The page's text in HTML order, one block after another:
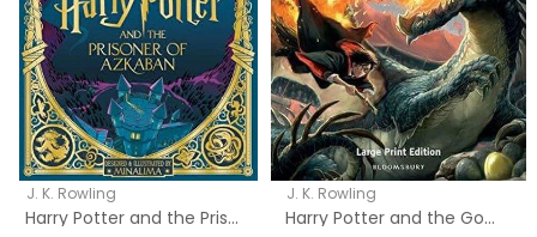
J. K. Rowling
Harry Potter and the Prisoner of Azkaban: MinaLima Edition
J. K. Rowling
Harry Potter and the Goblet of Fire